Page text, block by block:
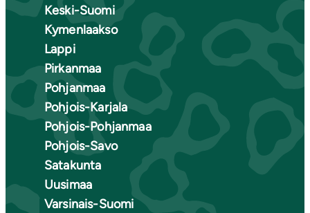
Keski-Suomi
Kymenlaakso
Lappi
Pirkanmaa
Pohjanmaa
Pohjois-Karjala
Pohjois-Pohjanmaa
Pohjois-Savo
Satakunta
Uusimaa
Varsinais-Suomi